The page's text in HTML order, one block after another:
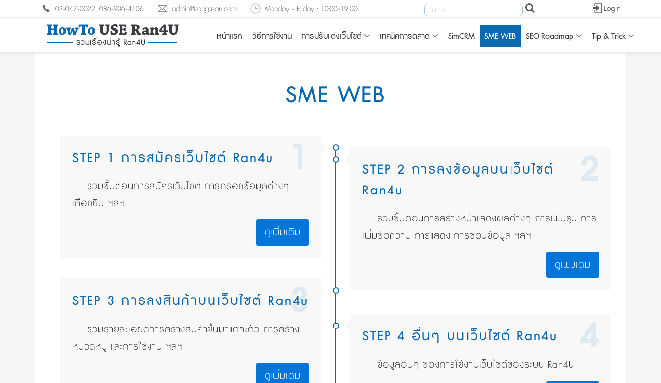
02-047-0022, 086-906-4106 admin@rongrean.com Monday - Friday : 10:00-19:00
หน้าแรก วิธีการใช้งาน การปรับแต่งเว็บไซต์ เทคนิคการตลาด SimCRM SME WEB SEO Roadmap Tip & Trick
SME WEB
STEP 1 การสมัครเว็บไซต์ Ran4u
รวมขั้นตอนการสมัครเว็บไซต์ การกรอกข้อมูลต่างๆ
เลือกธีม ฯลฯ
ดูเพิ่มเติม
1
STEP 2 การลงข้อมูลบนเว็บไซต์
Ran4u
รวมขั้นตอนการสร้างหน้าแสดงผลต่างๆ การเพิ่มรูป การ
เพิ่มข้อความ การแสดง การซ่อนข้อมูล ฯลฯ
ดูเพิ่มเติม
2
STEP 3 การลงสินค้าบนเว็บไซต์ Ran4u
รวมรายละเอียดการสร้างสินค้าขึ้นมาแต่ละตัว การสร้าง
หมวดหมู่ และการใช้งาน ฯลฯ
ดูเพิ่มเติม
3
STEP 4 อื่นๆ บนเว็บไซต์ Ran4u
ข้อมูลอื่นๆ ของการใช้งานเว็บไซต์ของระบบ Ran4U
4